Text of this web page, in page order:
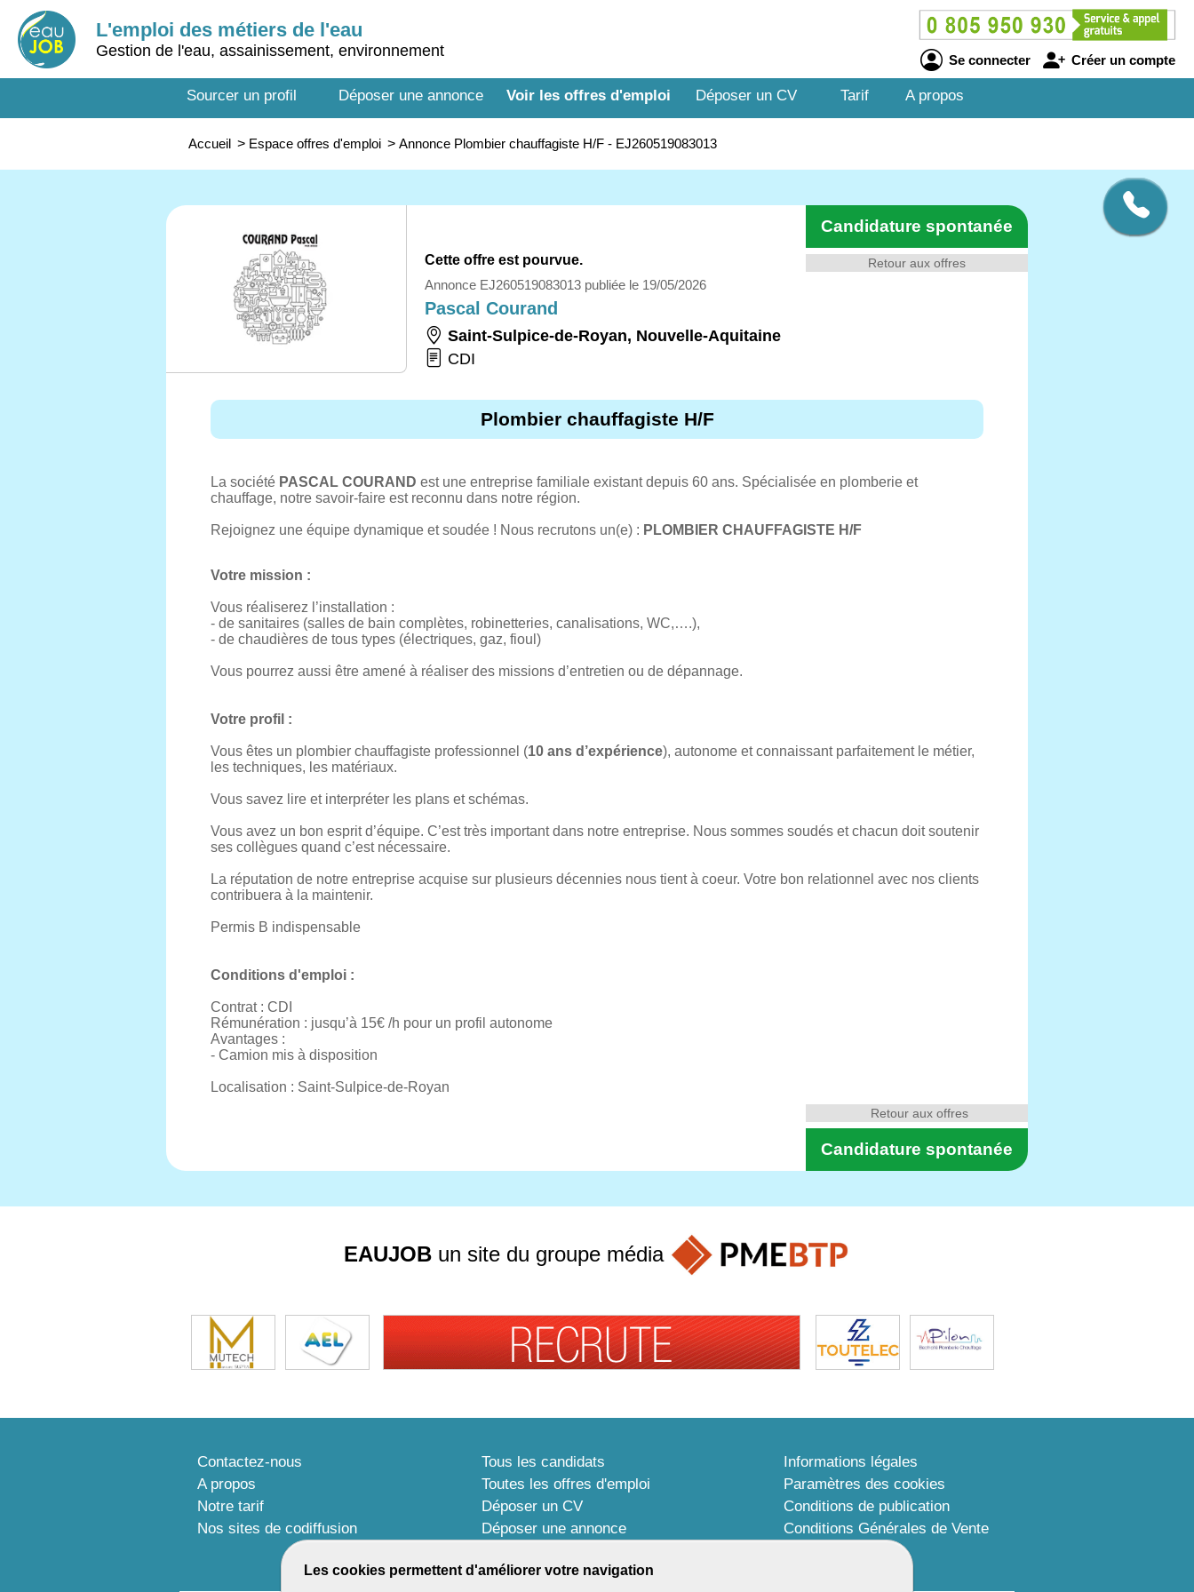
L'emploi des métiers de l'eau
Gestion de l'eau, assainissement, environnement
Se connecter Créer un compte
Sourcer un profil Déposer une annonce Voir les offres d'emploi Déposer un CV Tarif A propos
Accueil > Espace offres d'emploi > Annonce Plombier chauffagiste H/F - EJ260519083013
Retour aux offres
Candidature spontanée
Cette offre est pourvue.
Annonce EJ260519083013 publiée le 19/05/2026
Pascal Courand
Saint-Sulpice-de-Royan, Nouvelle-Aquitaine
CDI
Plombier chauffagiste H/F
La société PASCAL COURAND est une entreprise familiale existant depuis 60 ans. Spécialisée en plomberie et
chauffage, notre savoir-faire est reconnu dans notre région.
Rejoignez une équipe dynamique et soudée ! Nous recrutons un(e) : PLOMBIER CHAUFFAGISTE H/F
Votre mission :
Vous réaliserez l’installation :
- de sanitaires (salles de bain complètes, robinetteries, canalisations, WC,….),
- de chaudières de tous types (électriques, gaz, fioul)
Vous pourrez aussi être amené à réaliser des missions d’entretien ou de dépannage.
Votre profil :
Vous êtes un plombier chauffagiste professionnel (10 ans d’expérience), autonome et connaissant parfaitement le métier,
les techniques, les matériaux.
Vous savez lire et interpréter les plans et schémas.
Vous avez un bon esprit d’équipe. C’est très important dans notre entreprise. Nous sommes soudés et chacun doit soutenir
ses collègues quand c’est nécessaire.
La réputation de notre entreprise acquise sur plusieurs décennies nous tient à coeur. Votre bon relationnel avec nos clients
contribuera à la maintenir.
Permis B indispensable
Conditions d'emploi :
Contrat : CDI
Rémunération : jusqu’à 15€ /h pour un profil autonome
Avantages :
- Camion mis à disposition
Localisation : Saint-Sulpice-de-Royan
Candidature spontanée
Retour aux offres
Les cookies permettent d'améliorer votre navigation
EAUJOB un site du groupe média
Contactez-nous
A propos
Notre tarif
Nos sites de codiffusion
Tous les candidats
Toutes les offres d'emploi
Déposer un CV
Déposer une annonce
Informations légales
Paramètres des cookies
Conditions de publication
Conditions Générales de Vente